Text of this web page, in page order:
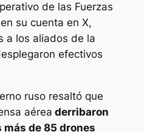
de las Fuerzas
su cuenta en X,
a los aliados de la
efectivos
ruso resaltó que
aérea derribaron
de 85 drones